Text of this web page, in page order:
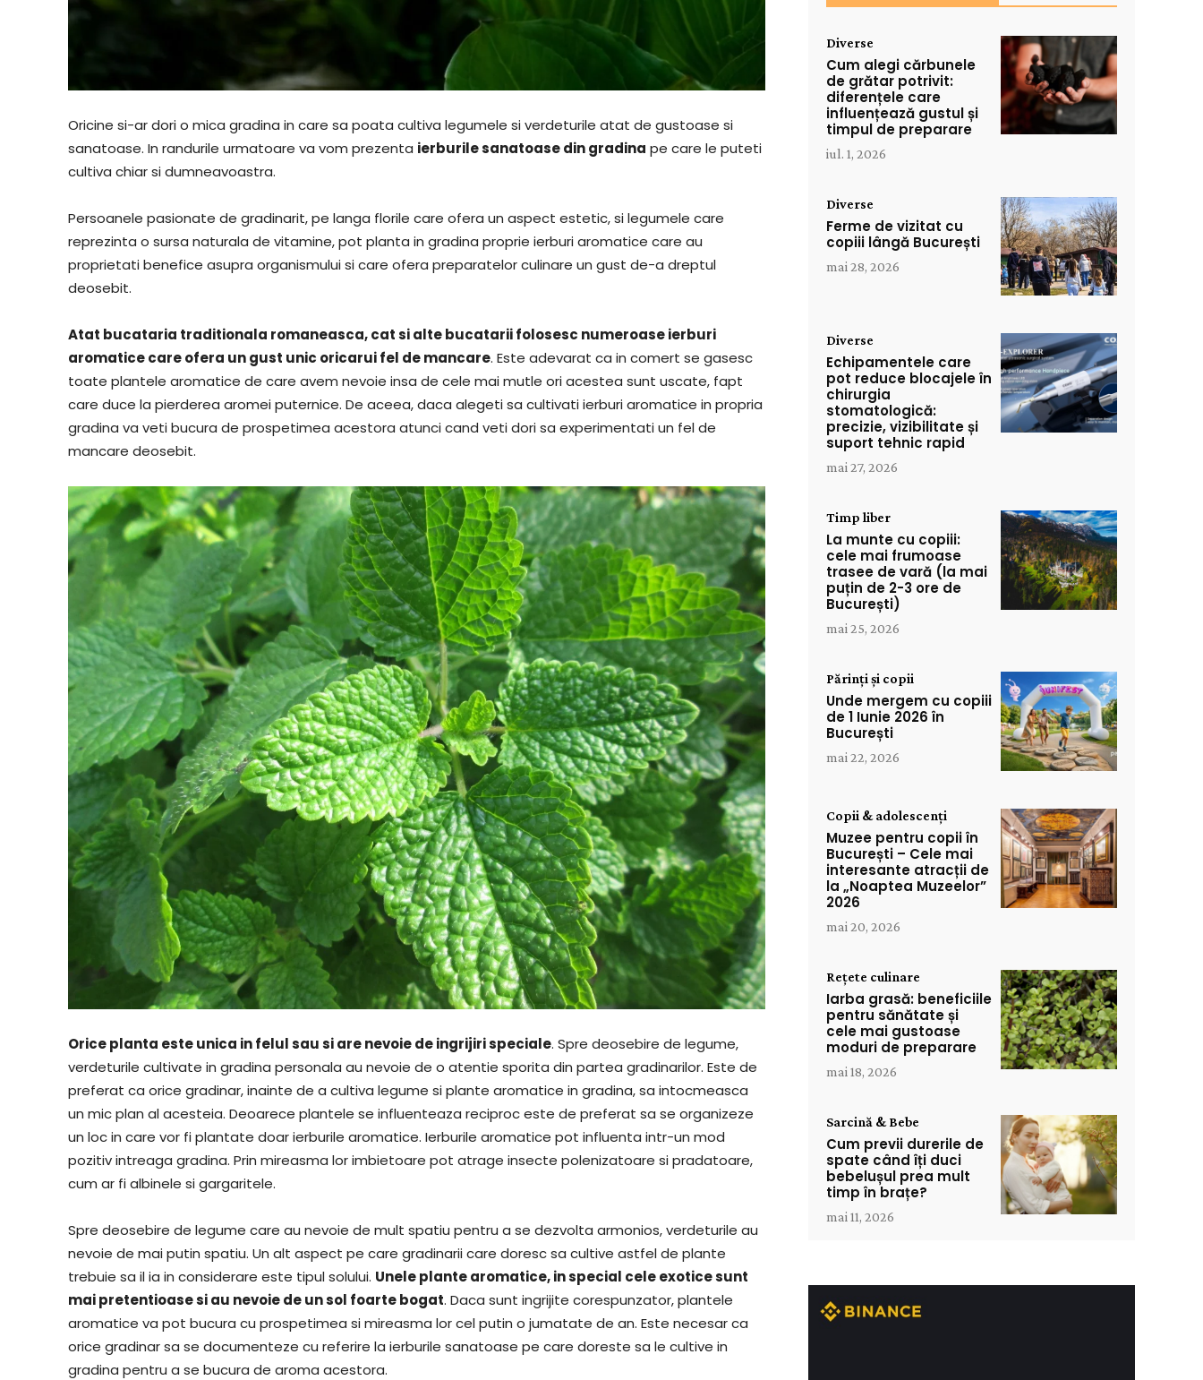
Oricine si-ar dori o mica gradina in care sa poata cultiva legumele si verdeturile atat de gustoase si
sanatoase. In randurile urmatoare va vom prezenta ierburile sanatoase din gradina pe care le puteti
cultiva chiar si dumneavoastra.
Persoanele pasionate de gradinarit, pe langa florile care ofera un aspect estetic, si legumele care
reprezinta o sursa naturala de vitamine, pot planta in gradina proprie ierburi aromatice care au
proprietati benefice asupra organismului si care ofera preparatelor culinare un gust de-a dreptul
deosebit.
Atat bucataria traditionala romaneasca, cat si alte bucatarii folosesc numeroase ierburi
aromatice care ofera un gust unic oricarui fel de mancare. Este adevarat ca in comert se gasesc
toate plantele aromatice de care avem nevoie insa de cele mai mutle ori acestea sunt uscate, fapt
care duce la pierderea aromei puternice. De aceea, daca alegeti sa cultivati ierburi aromatice in propria
gradina va veti bucura de prospetimea acestora atunci cand veti dori sa experimentati un fel de
mancare deosebit.
Orice planta este unica in felul sau si are nevoie de ingrijiri speciale. Spre deosebire de legume,
verdeturile cultivate in gradina personala au nevoie de o atentie sporita din partea gradinarilor. Este de
preferat ca orice gradinar, inainte de a cultiva legume si plante aromatice in gradina, sa intocmeasca
un mic plan al acesteia. Deoarece plantele se influenteaza reciproc este de preferat sa se organizeze
un loc in care vor fi plantate doar ierburile aromatice. Ierburile aromatice pot influenta intr-un mod
pozitiv intreaga gradina. Prin mireasma lor imbietoare pot atrage insecte polenizatoare si pradatoare,
cum ar fi albinele si gargaritele.
Spre deosebire de legume care au nevoie de mult spatiu pentru a se dezvolta armonios, verdeturile au
nevoie de mai putin spatiu. Un alt aspect pe care gradinarii care doresc sa cultive astfel de plante
trebuie sa il ia in considerare este tipul solului. Unele plante aromatice, in special cele exotice sunt
mai pretentioase si au nevoie de un sol foarte bogat. Daca sunt ingrijite corespunzator, plantele
aromatice va pot bucura cu prospetimea si mireasma lor cel putin o jumatate de an. Este necesar ca
orice gradinar sa se documenteze cu referire la ierburile sanatoase pe care doreste sa le cultive in
gradina pentru a se bucura de aroma acestora.
Diverse
Cum alegi cărbunele
de grătar potrivit:
diferențele care
influențează gustul și
timpul de preparare
iul. 1, 2026
Diverse
Ferme de vizitat cu
copiii lângă București
mai 28, 2026
Diverse
Echipamentele care
pot reduce blocajele în
chirurgia
stomatologică:
precizie, vizibilitate și
suport tehnic rapid
mai 27, 2026
Timp liber
La munte cu copiii:
cele mai frumoase
trasee de vară (la mai
puțin de 2-3 ore de
București)
mai 25, 2026
Părinți și copii
Unde mergem cu copiii
de 1 Iunie 2026 în
București
mai 22, 2026
Copii & adolescenți
Muzee pentru copii în
București – Cele mai
interesante atracții de
la „Noaptea Muzeelor”
2026
mai 20, 2026
Rețete culinare
Iarba grasă: beneficiile
pentru sănătate și
cele mai gustoase
moduri de preparare
mai 18, 2026
Sarcină & Bebe
Cum previi durerile de
spate când îți duci
bebelușul prea mult
timp în brațe?
mai 11, 2026